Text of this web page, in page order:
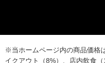
※当ホームページ内の商品価格
イクアウト（8%）、店内飲食